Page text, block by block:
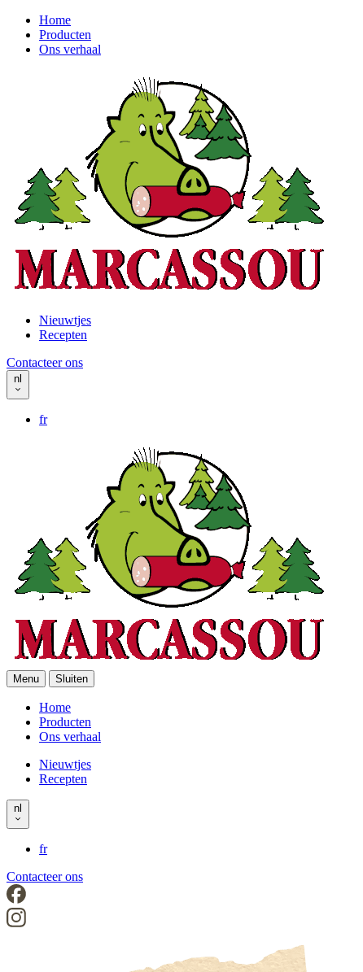
naar
Header
Home
Producten
Ons verhaal
Header
right
Nieuwtjes
Recepten
Contacteer ons
nl
fr
Menu Sluiten
Header
Home
Producten
Ons verhaal
Header
right
Nieuwtjes
Recepten
nl
fr
Contacteer ons